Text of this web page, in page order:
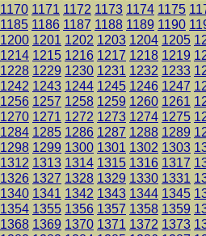
1170 1171 1172 1173 1174 1175
1185 1186 1187 1188 1189 1190
1200 1201 1202 1203 1204 1205
1214 1215 1216 1217 1218 1219
1228 1229 1230 1231 1232 1233
1242 1243 1244 1245 1246 1247
1256 1257 1258 1259 1260 1261
1270 1271 1272 1273 1274 1275
1284 1285 1286 1287 1288 1289
1298 1299 1300 1301 1302 1303
1312 1313 1314 1315 1316 1317
1326 1327 1328 1329 1330 1331
1340 1341 1342 1343 1344 1345
1354 1355 1356 1357 1358 1359
1368 1369 1370 1371 1372 1373